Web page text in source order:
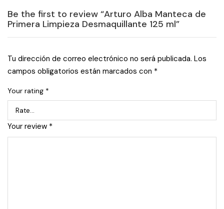
Be the first to review “Arturo Alba Manteca de
Primera Limpieza Desmaquillante 125 ml”
Tu dirección de correo electrónico no será publicada. Los
campos obligatorios están marcados con *
Your rating *
Your review *